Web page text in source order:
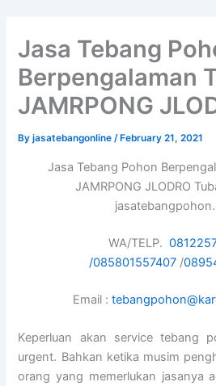
Jasa Tebang
Berpengalaman
JAMRPONG
Byjasatebangonline/ February 21, 2021
Jasa Tebang Pohon
JAMRPONG JLODRO
WA/TELP.
/085801557407 /
Email :
Keperluan akan service tebang
urgent. Bahkan ketika musim
orang yang memerlukan jasanya